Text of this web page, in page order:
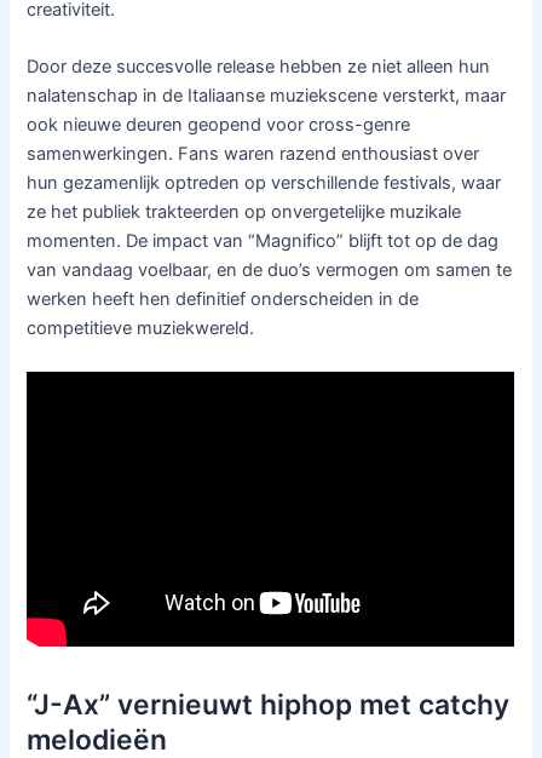
creativiteit.
Door deze succesvolle release hebben ze niet alleen hun
nalatenschap in de Italiaanse muziekscene versterkt, maar
ook nieuwe deuren geopend voor cross-genre
samenwerkingen. Fans waren razend enthousiast over
hun gezamenlijk optreden op verschillende festivals, waar
ze het publiek trakteerden op onvergetelijke muzikale
momenten. De impact van “Magnifico” blijft tot op de dag
van vandaag voelbaar, en de duo’s vermogen om samen te
werken heeft hen definitief onderscheiden in de
competitieve muziekwereld.
“J-Ax” vernieuwt hiphop met catchy
melodieën